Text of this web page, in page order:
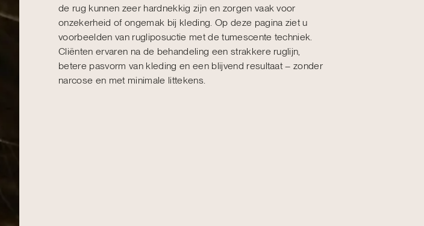
de rug kunnen zeer hardnekkig zijn en zorgen vaak voor
onzekerheid of ongemak bij kleding. Op deze pagina ziet u
voorbeelden van rugliposuctie met de tumescente techniek.
Cliënten ervaren na de behandeling een strakkere ruglijn,
betere pasvorm van kleding en een blijvend resultaat – zonder
narcose en met minimale littekens.